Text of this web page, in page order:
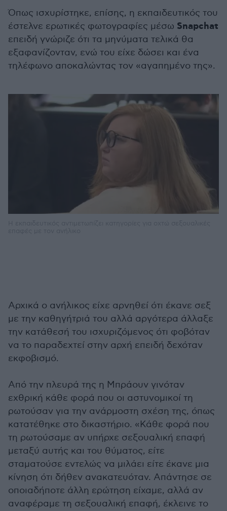
Όπως ισχυρίστηκε, επίσης, η εκπαιδευτικός του
έστελνε ερωτικές φωτογραφίες μέσω Snapchat
επειδή γνώριζε ότι τα μηνύματα τελικά θα
εξαφανίζονταν, ενώ του είχε δώσει και ένα
τηλέφωνο αποκαλώντας τον «αγαπημένο της».
Αρχικά ο ανήλικος είχε αρνηθεί ότι έκανε σεξ
με την καθηγήτριά του αλλά αργότερα άλλαξε
την κατάθεσή του ισχυριζόμενος ότι φοβόταν
να το παραδεχτεί στην αρχή επειδή δεχόταν
εκφοβισμό.
Από την πλευρά της η Μπράουν γινόταν
εχθρική κάθε φορά που οι αστυνομικοί τη
ρωτούσαν για την ανάρμοστη σχέση της, όπως
κατατέθηκε στο δικαστήριο. «Κάθε φορά που
τη ρωτούσαμε αν υπήρχε σεξουαλική επαφή
μεταξύ αυτής και του θύματος, είτε
σταματούσε εντελώς να μιλάει είτε έκανε μια
κίνηση ότι δήθεν ανακατευόταν. Απάντησε σε
οποιαδήποτε άλλη ερώτηση είχαμε, αλλά αν
αναφέραμε τη σεξουαλική επαφή, έκλεινε το